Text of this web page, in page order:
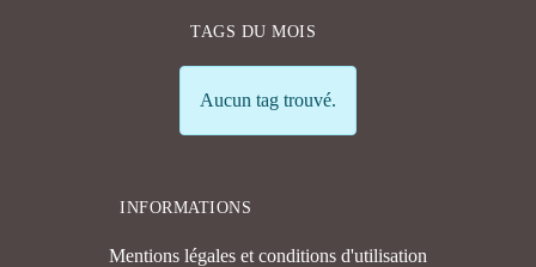
TAGS DU MOIS
Info
Aucun tag trouvé.
INFORMATIONS
Mentions légales et conditions d'utilisation